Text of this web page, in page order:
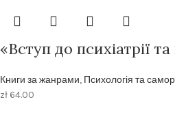
«Вступ до психіатрії
Книги за жанрами, Психологія та
zł 64.00